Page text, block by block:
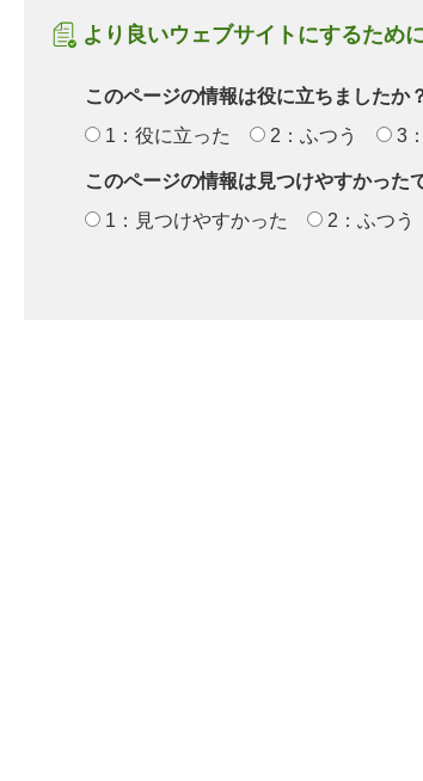
より良いウェブサイトにするため
このページの情報は役に立ちましたか
1：役に立った
2：ふつう 3
このページの情報は見つけやすかった
1：見つけやすかった
2：ふつう